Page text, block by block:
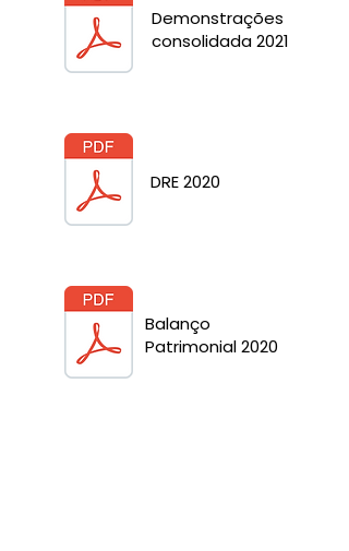
Demonstrações
consolidada 2021
DRE 2020
Balanço
Patrimonial 2020